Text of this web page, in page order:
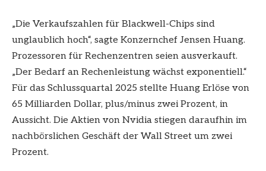
„Die Verkaufszahlen für Blackwell-Chips sind
unglaublich hoch“, sagte Konzernchef Jensen Huang.
Prozessoren für Rechenzentren seien ausverkauft.
„Der Bedarf an Rechenleistung wächst exponentiell.“
Für das Schlussquartal 2025 stellte Huang Erlöse von
65 Milliarden Dollar, plus/minus zwei Prozent, in
Aussicht. Die Aktien von Nvidia stiegen daraufhin im
nachbörslichen Geschäft der Wall Street um zwei
Prozent.